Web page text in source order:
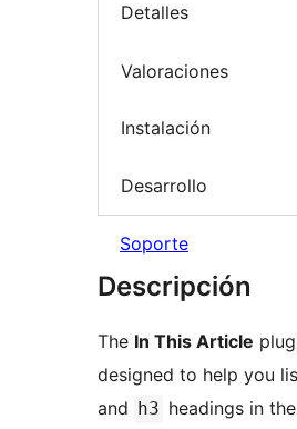
Detalles
Valoraciones
Instalación
Desarrollo
Soporte
Descripción
The In This Article
designed to help you
and h3 headings in